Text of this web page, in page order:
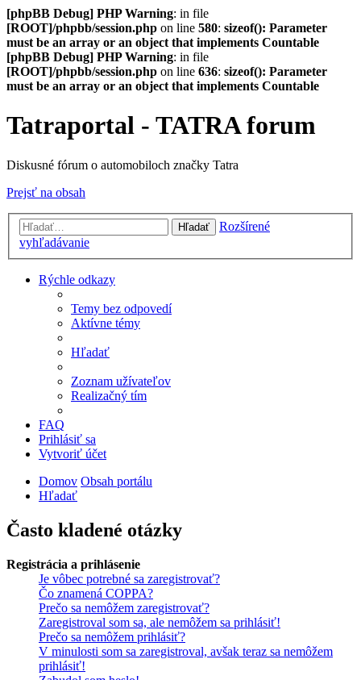
[phpBB Debug] PHP Warning: in file
[ROOT]/phpbb/session.php on line 580: sizeof(): Parameter
must be an array or an object that implements Countable
[phpBB Debug] PHP Warning: in file
[ROOT]/phpbb/session.php on line 636: sizeof(): Parameter
must be an array or an object that implements Countable
Tatraportal - TATRA forum
Diskusné fórum o automobiloch značky Tatra
Prejsť na obsah
Hľadať
Rozšírené
vyhľadávanie
Rýchle odkazy
Temy bez odpovedí
Aktívne témy
Hľadať
Zoznam užívateľov
Realizačný tím
FAQ
Prihlásiť sa
Vytvoriť účet
Domov Obsah portálu
Hľadať
Často kladené otázky
Registrácia a prihlásenie
Je vôbec potrebné sa zaregistrovať?
Čo znamená COPPA?
Prečo sa nemôžem zaregistrovať?
Zaregistroval som sa, ale nemôžem sa prihlásiť!
Prečo sa nemôžem prihlásiť?
V minulosti som sa zaregistroval, avšak teraz sa nemôžem
prihlásiť!